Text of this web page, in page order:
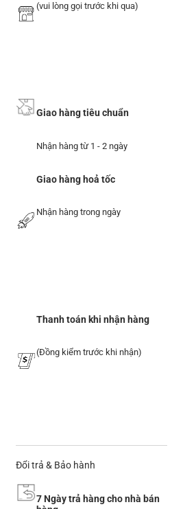
(vui lòng gọi trước khi qua)
Giao hàng tiêu chuẩn
Nhận hàng từ 1 - 2 ngày
Giao hàng hoả tốc
Nhận hàng trong ngày
Thanh toán khi nhận hàng
(Đồng kiểm trước khi nhận)
Đổi trả & Bảo hành
7 Ngày trả hàng cho nhà bán